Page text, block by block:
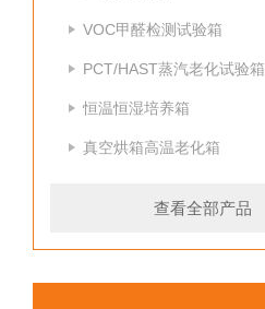
VOC甲醛检测试验箱
PCT/HAST蒸汽老化试验箱
恒温恒湿培养箱
真空烘箱高温老化箱
查看全部产品